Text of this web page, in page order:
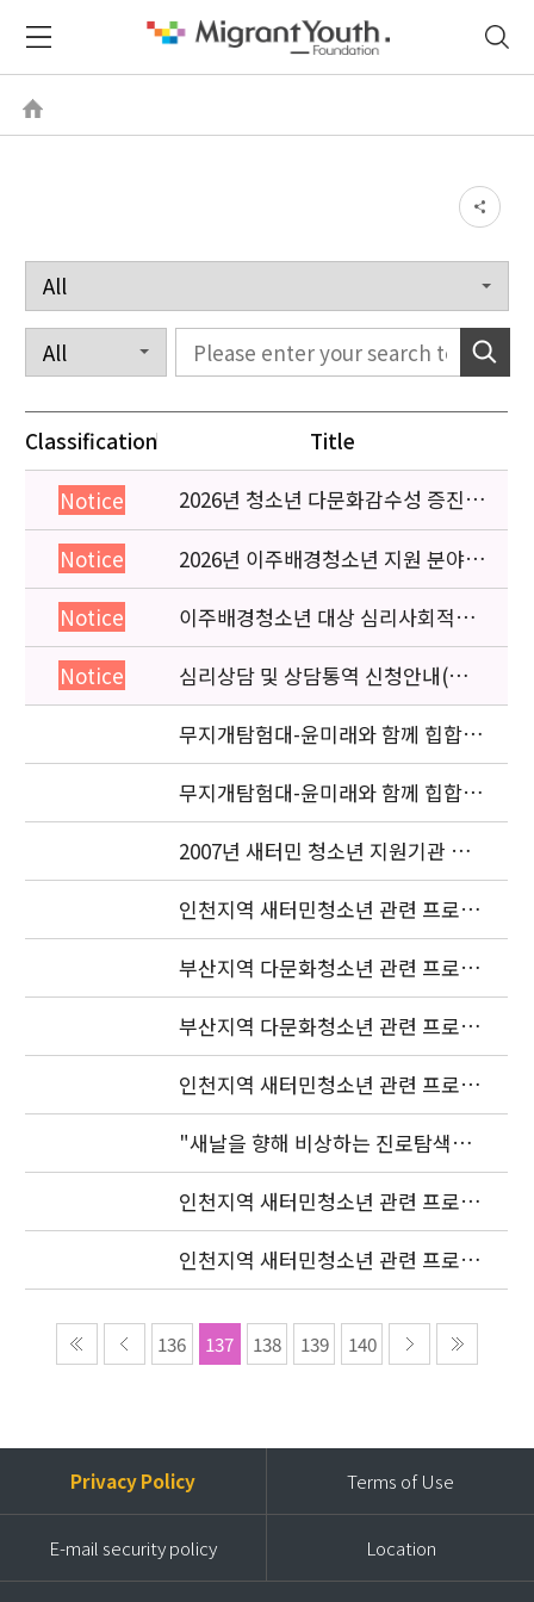
Classification Title
Notice
2026년 청소년 다문화감수성 증진
프로그램 「다가감」신청기관 안내
Notice
2026년 이주배경청소년 지원 분야
종사자 역량강화 교육 일정 안내
Notice
이주배경청소년 대상 심리사회적응
검사 연수동영상 개편 안내
Notice
심리상담 및 상담통역 신청안내(의뢰
서첨부)
무지개탐험대-윤미래와 함께 힙합을
배워요 (사진2 )
무지개탐험대-윤미래와 함께 힙합을
배워요(사진 1)
2007년 새터민 청소년 지원기관 공
동협력사업 중간보고서 요청
인천지역 새터민청소년 관련 프로젝
트 조정자 모집 재공고
부산지역 다문화청소년 관련 프로젝
트 조정자 최종 합격자 발표
부산지역 다문화청소년 관련 프로젝
트 조정자 1차 서류전형 합격자 발표
인천지역 새터민청소년 관련 프로젝
트 조정자 모집 발표
"새날을 향해 비상하는 진로탐색여
행"(장소변경)
인천지역 새터민청소년 관련 프로젝
트 조정자 모집 발표 연기
인천지역 새터민청소년 관련 프로젝
트 조정자 모집공고
136 137 138 139 140
Privacy Policy Terms of Use
E-mail security policy Location